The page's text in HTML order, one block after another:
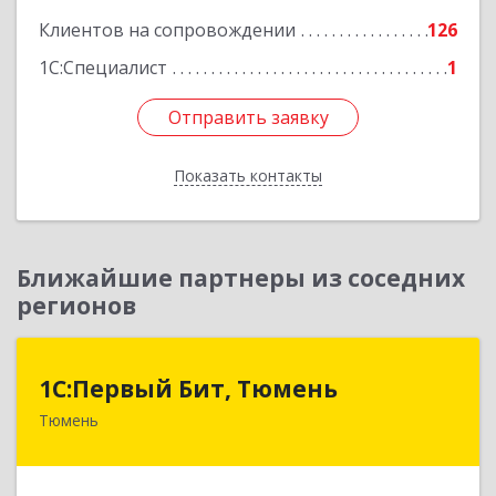
Клиентов на сопровождении
126
1С:Специалист
1
Отправить заявку
Показать контакты
Подробнее
Отправить заявку
Назад
Ближайшие партнеры из соседних
регионов
1С:Первый Бит, Тюмень
Тюмень
1С:Первый Бит, Тюмень
625000, Тюменская обл, Тюмень г, Республики